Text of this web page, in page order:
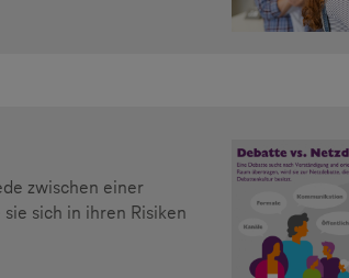
zwischen einer
sich in ihren Risiken